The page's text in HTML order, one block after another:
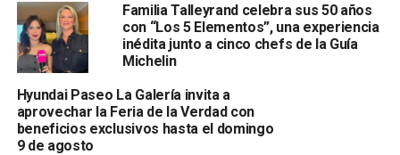
Familia Talleyrand celebra sus 50 años
con “Los 5 Elementos”, una experiencia
inédita junto a cinco chefs de la Guía
Michelin
Hyundai Paseo La Galería invita a
aprovechar la Feria de la Verdad con
beneficios exclusivos hasta el domingo
9 de agosto